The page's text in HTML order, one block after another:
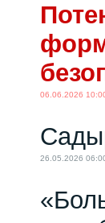
06.06.2026
26.05.2026